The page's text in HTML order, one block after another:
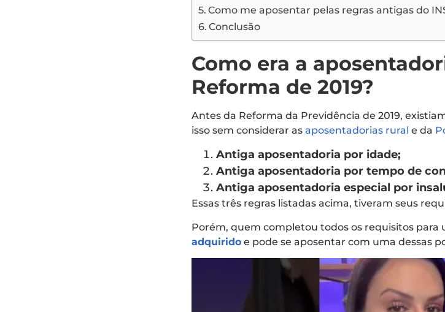
Como me aposentar pelas regras antigas do
Conclusão
Como era a
Reforma de 2019?
Antes da Reforma da Previdência de 2019,
isso sem considerar as aposentadorias rural e da
Antiga aposentadoria por idade;
Antiga aposentadoria por tempo de
Antiga aposentadoria especial por
Essas três regras listadas acima, tiveram seus
Porém, quem completou todos os requisitos para
adquiridoe pode se aposentar com uma dessas